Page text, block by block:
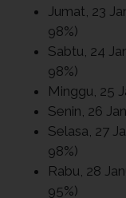
Jumat, 23
98%)
Sabtu, 24
98%)
Minggu, 25
Senin, 26
Selasa, 27
98%)
Rabu, 28
95%)